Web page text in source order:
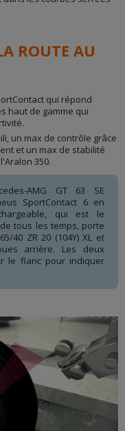
ROUTE AU
qui répond
haut de gamme qui
un max de contrôle grâce
et un max de stabilité
350.
AMG GT 63 SE
SportContact 6 en
qui est le
tous les temps, porte
40 ZR 20 (104Y) XL et
arrière. Les deux
le flanc pour indiquer